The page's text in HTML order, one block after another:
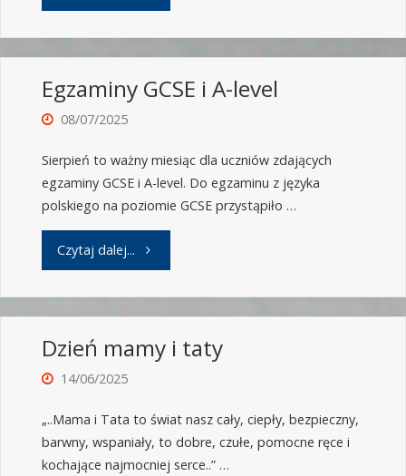
Egzaminy GCSE i A-level
08/07/2025
Sierpień to ważny miesiąc dla uczniów zdających
egzaminy GCSE i A-level. Do egzaminu z języka
polskiego na poziomie GCSE przystąpiło …
Czytaj dalej...
Dzień mamy i taty
14/06/2025
„..Mama i Tata to świat nasz cały, ciepły, bezpieczny,
barwny, wspaniały, to dobre, czułe, pomocne ręce i
kochające najmocniej serce..” …